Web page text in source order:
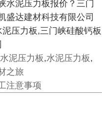
水泥压力板报价？三门
盛达建材科技有限公司
压力板,三门峡硅酸钙板
泥压力板,水泥压力板,
之旅
注意事项